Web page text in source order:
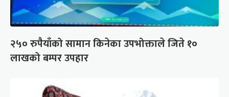
२५० रुपैयाँको सामान किनेका उपभोक्ताले जिते १०
लाखको बम्पर उपहार